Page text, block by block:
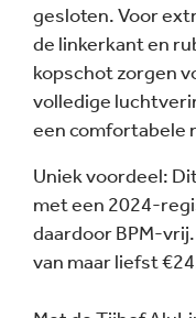
gesloten. Voor
de linkerkant en
kopschot zorgen
volledige
een comfortabele
Uniek voordeel:
met een 2024-
daardoor BPM-
van maar liefst